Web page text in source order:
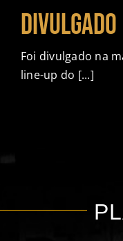
CONTATO
divulgado
Foi divulgado na
line-up do [...]